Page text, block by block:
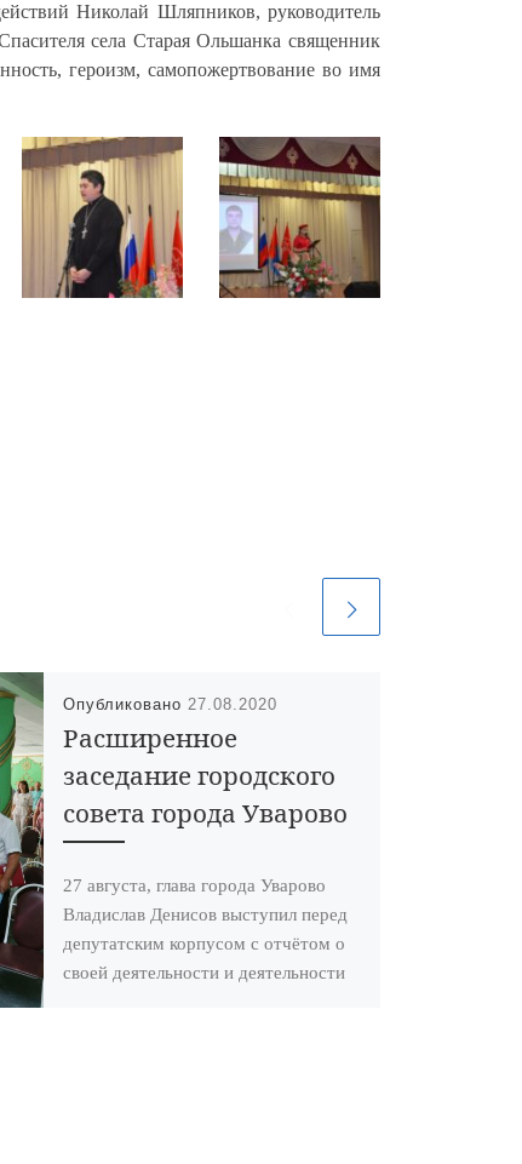
Николай Шляпников, руководитель
села Старая Ольшанка священник
героизм, самопожертвование во имя
Опубликовано 27.08.2020
Расширенное
заседание городского
совета города Уварово
27 августа, глава города Уварово
Владислав Денисов выступил перед
депутатским корпусом с отчётом о
своей деятельности и деятельности